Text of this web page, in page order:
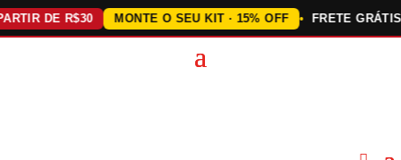
DE R$30 MONTE O SEU KIT · 15% OFF FRETE GRÁTIS